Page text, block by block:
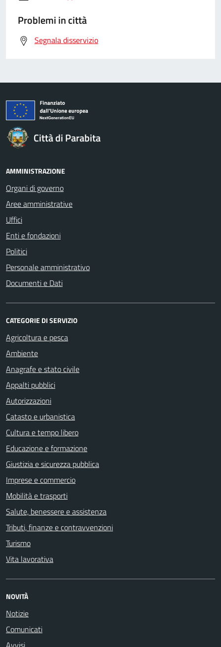
Problemi in città
Segnala disservizio
Città di Parabita
AMMINISTRAZIONE
Organi di governo
Aree amministrative
Uffici
Enti e fondazioni
Politici
Personale amministrativo
Documenti e Dati
CATEGORIE DI SERVIZIO
Agricoltura e pesca
Ambiente
Anagrafe e stato civile
Appalti pubblici
Autorizzazioni
Catasto e urbanistica
Cultura e tempo libero
Educazione e formazione
Giustizia e sicurezza pubblica
Imprese e commercio
Mobilità e trasporti
Salute, benessere e assistenza
Tributi, finanze e contravvenzioni
Turismo
Vita lavorativa
NOVITÀ
Notizie
Comunicati